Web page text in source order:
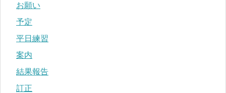
お願い
予定
平日練習
案内
結果報告
訂正